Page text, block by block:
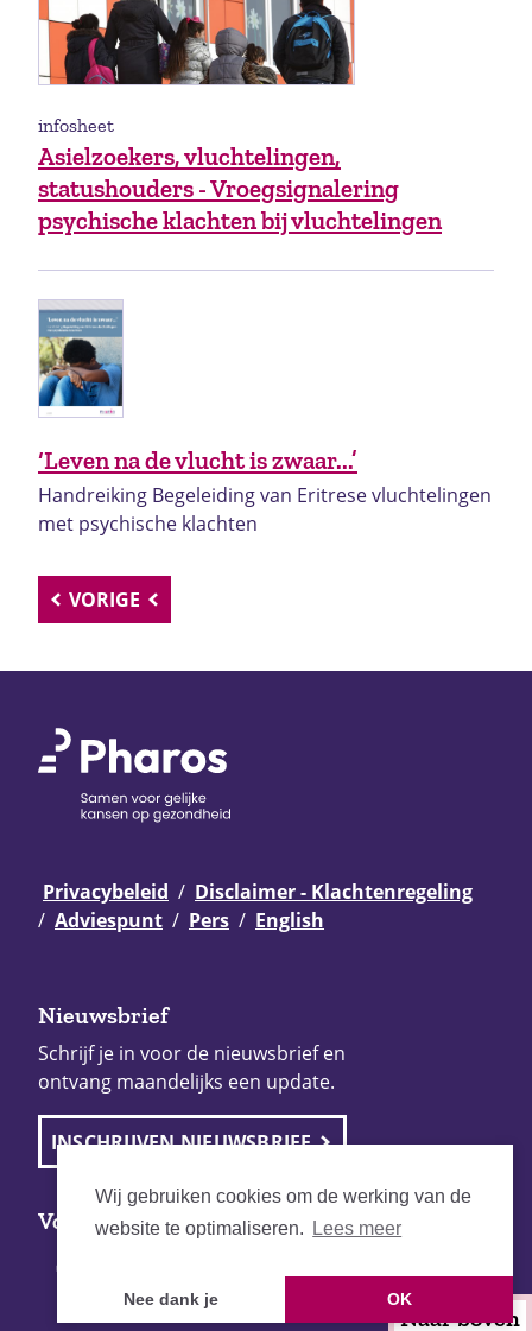
Wij gebruiken cookies om de werking van de
website te optimaliseren.
Lees meer
Nee dank je OK
Asielzoekers, vluchtelingen,
statushouders - Vroegsignalering
psychische klachten bij vluchtelingen
infosheet
‘Leven na de vlucht is zwaar...’
Handreiking Begeleiding van Eritrese vluchtelingen
met psychische klachten
VORIGE
Privacybeleid
Disclaimer - Klachtenregeling
Adviespunt
Pers English
Nieuwsbrief
Schrijf je in voor de nieuwsbrief en
ontvang maandelijks een update.
INSCHRIJVEN NIEUWSBRIEF
Volg Pharos
Naar boven